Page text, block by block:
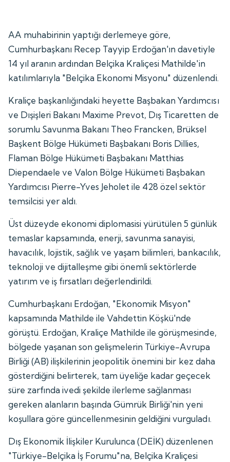
AA muhabirinin yaptığı derlemeye göre,
Cumhurbaşkanı Recep Tayyip Erdoğan'ın davetiyle
14 yıl aranın ardından Belçika Kraliçesi Mathilde'in
katılımlarıyla "Belçika Ekonomi Misyonu" düzenlendi.
Kraliçe başkanlığındaki heyette Başbakan Yardımcısı
ve Dışişleri Bakanı Maxime Prevot, Dış Ticaretten de
sorumlu Savunma Bakanı Theo Francken, Brüksel
Başkent Bölge Hükümeti Başbakanı Boris Dillies,
Flaman Bölge Hükümeti Başbakanı Matthias
Diependaele ve Valon Bölge Hükümeti Başbakan
Yardımcısı Pierre-Yves Jeholet ile 428 özel sektör
temsilcisi yer aldı.
Üst düzeyde ekonomi diplomasisi yürütülen 5 günlük
temaslar kapsamında, enerji, savunma sanayisi,
havacılık, lojistik, sağlık ve yaşam bilimleri, bankacılık,
teknoloji ve dijitalleşme gibi önemli sektörlerde
yatırım ve iş fırsatları değerlendirildi.
Cumhurbaşkanı Erdoğan, "Ekonomik Misyon"
kapsamında Mathilde ile Vahdettin Köşkü'nde
görüştü. Erdoğan, Kraliçe Mathilde ile görüşmesinde,
bölgede yaşanan son gelişmelerin Türkiye-Avrupa
Birliği (AB) ilişkilerinin jeopolitik önemini bir kez daha
gösterdiğini belirterek, tam üyeliğe kadar geçecek
süre zarfında ivedi şekilde ilerleme sağlanması
gereken alanların başında Gümrük Birliği'nin yeni
koşullara göre güncellenmesinin geldiğini vurguladı.
Dış Ekonomik İlişkiler Kurulunca (DEİK) düzenlenen
"Türkiye-Belçika İş Forumu"na, Belçika Kraliçesi